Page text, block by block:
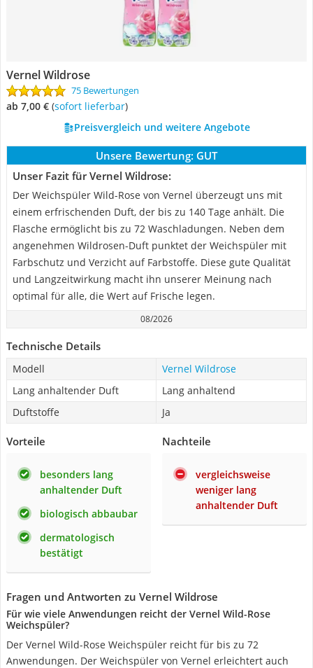
Vernel Wildrose
75 Bewertungen
ab 7,00 € ( Sofort lieferbar)
Preisvergleich und weitere Angebote
Unsere Bewertung: GUT
Unser Fazit für Vernel Wildrose:
Der Weichspüler Wild-Rose von Vernel überzeugt uns mit
einem erfrischenden Duft, der bis zu 140 Tage anhält. Die
Flasche ermöglicht bis zu 72 Waschladungen. Neben dem
angenehmen Wildrosen-Duft punktet der Weichspüler mit
Farbschutz und Verzicht auf Farbstoffe. Diese gute Qualität
und Langzeitwirkung macht ihn unserer Meinung nach
optimal für alle, die Wert auf Frische legen.
08/2026
Technische Details
Modell
Vernel Wildrose
Lang anhaltender Duft
Lang anhaltend
Duftstoffe
Ja
Vorteile
besonders lang
anhaltender Duft
biologisch abbaubar
dermatologisch
bestätigt
Nachteile
vergleichsweise
weniger lang
anhaltender Duft
Fragen und Antworten zu Vernel Wildrose
Für wie viele Anwendungen reicht der Vernel Wild-Rose
Weichspüler?
Der Vernel Wild-Rose Weichspüler reicht für bis zu 72
Anwendungen. Der Weichspüler von Vernel erleichtert auch